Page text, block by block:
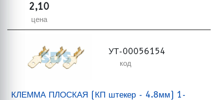
2,10
цена
УТ-00056154
код
КЛЕММА ПЛОСКАЯ (КП штекер - 4.8мм) 1-